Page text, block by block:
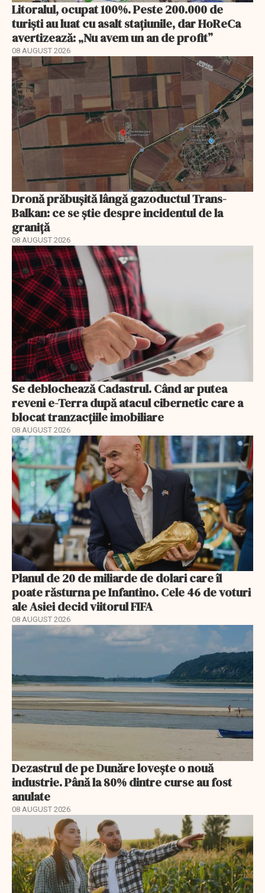
Litoralul, ocupat 100%. Peste 200.000 de
turiști au luat cu asalt stațiunile, dar HoReCa
avertizează: „Nu avem un an de profit”
08 AUGUST 2026
Dronă prăbușită lângă gazoductul Trans-
Balkan: ce se știe despre incidentul de la
graniță
08 AUGUST 2026
Se deblochează Cadastrul. Când ar putea
reveni e-Terra după atacul cibernetic care a
blocat tranzacțiile imobiliare
08 AUGUST 2026
Planul de 20 de miliarde de dolari care îl
poate răsturna pe Infantino. Cele 46 de voturi
ale Asiei decid viitorul FIFA
08 AUGUST 2026
Dezastrul de pe Dunăre lovește o nouă
industrie. Până la 80% dintre curse au fost
anulate
08 AUGUST 2026